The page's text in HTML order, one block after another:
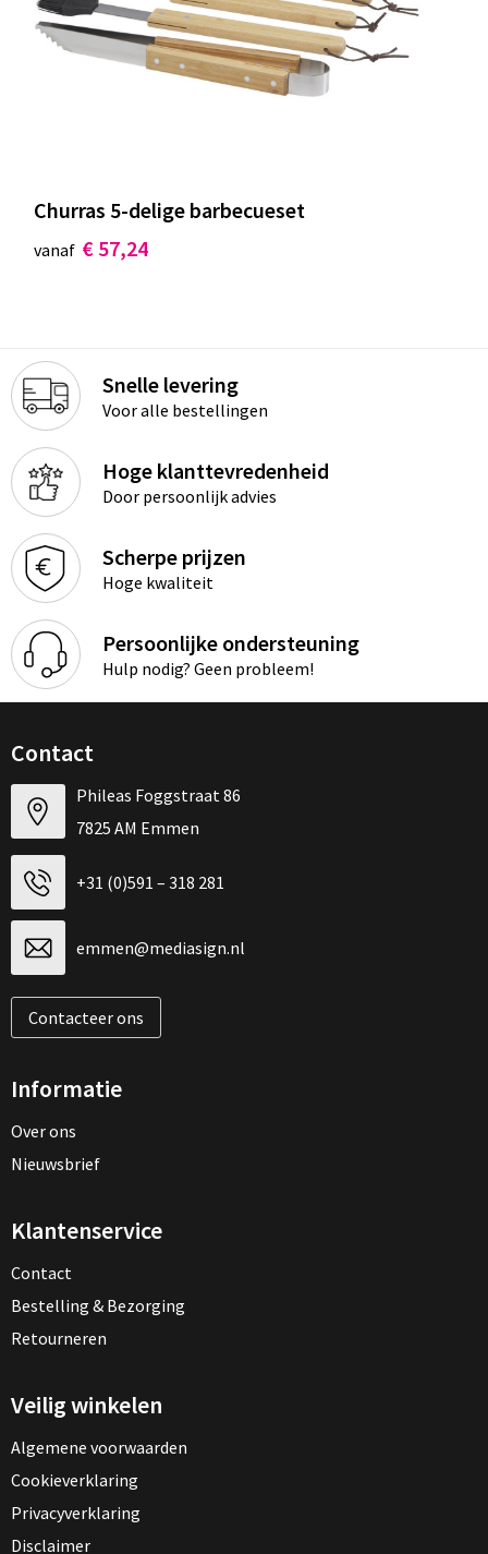
Churras 5-delige barbecueset
vanaf € 57,24
Snelle levering
Voor alle bestellingen
Hoge klanttevredenheid
Door persoonlijk advies
Scherpe prijzen
Hoge kwaliteit
Persoonlijke ondersteuning
Hulp nodig? Geen probleem!
Contact
Phileas Foggstraat 86
7825 AM Emmen
+31 (0)591 – 318 281
emmen@mediasign.nl
Contacteer ons
Informatie
Over ons
Nieuwsbrief
Klantenservice
Contact
Bestelling & Bezorging
Retourneren
Veilig winkelen
Algemene voorwaarden
Cookieverklaring
Privacyverklaring
Disclaimer